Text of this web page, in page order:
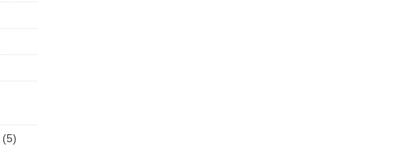
(5)